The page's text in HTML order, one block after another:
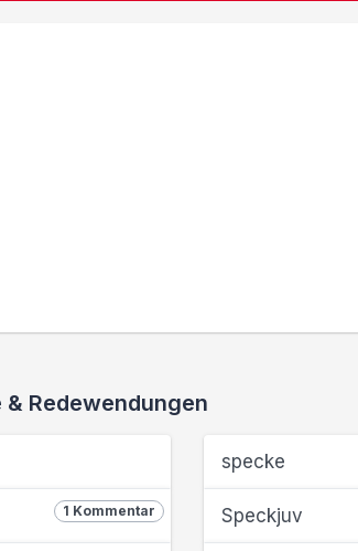
Redewendungen
1 Kommentar
specke
Speckjuv